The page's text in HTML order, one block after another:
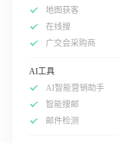
地图获客
在线搜
广交会采购商
AI工具
AI智能营销助手
智能搜邮
邮件检测